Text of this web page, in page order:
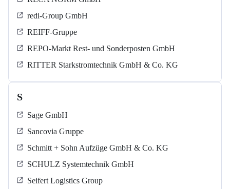
redi-Group GmbH
REIFF-Gruppe
REPO-Markt Rest- und Sonderposten GmbH
RITTER Starkstromtechnik GmbH & Co. KG
S
Sage GmbH
Sancovia Gruppe
Schmitt + Sohn Aufzüge GmbH & Co. KG
SCHULZ Systemtechnik GmbH
Seifert Logistics Group